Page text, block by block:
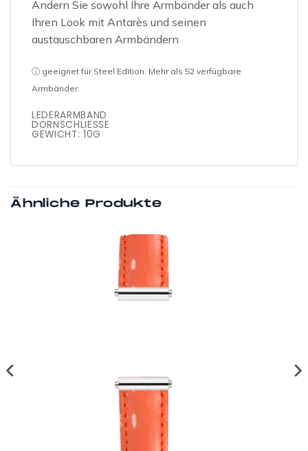
Ändern Sie sowohl Ihre Armbänder als auch
Ihren Look mit Antarès und seinen
austauschbaren Armbändern
ⓘ geeignet für Steel Edition. Mehr als 52 verfügbare
Armbänder.
LEDERARMBAND
DORNSCHLIESSE
GEWICHT: 10G
Ähnliche Produkte